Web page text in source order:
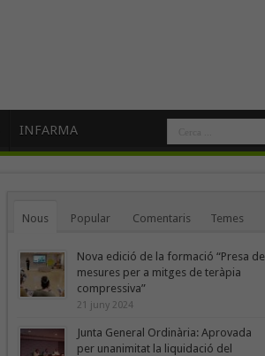
INFARMA
Nous Popular Comentaris Temes
Nova edició de la formació “Presa de
mesures per a mitges de teràpia
compressiva”
21 juny 2024
Junta General Ordinària: Aprovada
per unanimitat la liquidació del